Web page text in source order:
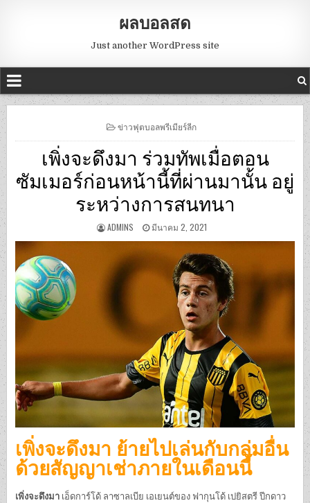
ผลบอลสด
Just another WordPress site
POSTED
ข่าวฟุตบอลพรีเมียร์ลีก
เพิ่งจะดึงมา ร่วมทัพเมื่อตอน
ซัมเมอร์ก่อนหน้านี้ที่ผ่านมานั้น อยู่
ระหว่างการสนทนา
ADMINS มีนาคม 2, 2021
เพิ่งจะดึงมา ย้ายไปเล่นกับกลุ่มอื่น
ด้วยสัญญาเช่าภายในเดือนนี้
เพิ่งจะดึงมา เอ็ดการ์โด้ ลาซาลเบีย เอเยนต์ของ ฟากุนโด้ เปยิสตรี ปีกดาว